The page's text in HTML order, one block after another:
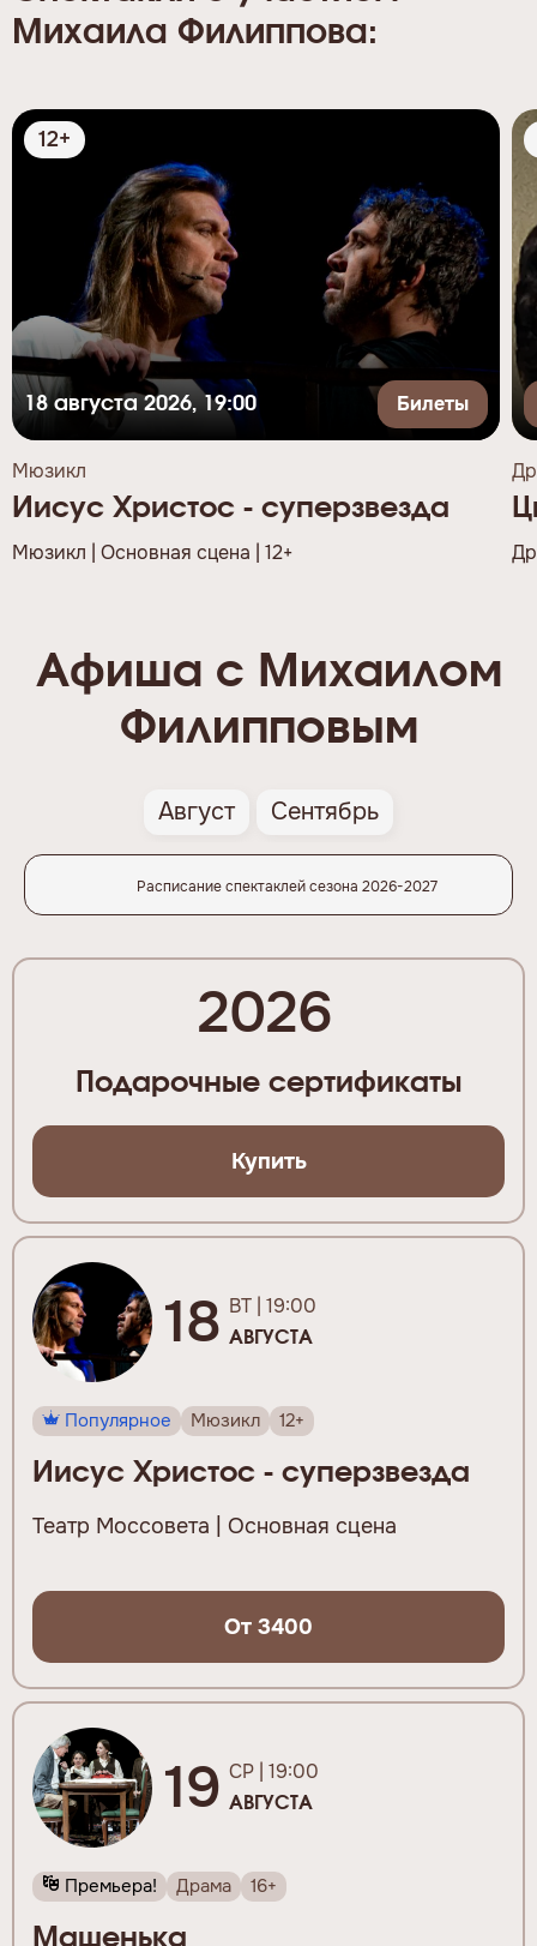
Михаила Филиппова:
12+
18 августа 2026, 19:00 Билеты
Мюзикл
Иисус Христос - суперзвезда
Мюзикл | Основная сцена | 12+
Афиша с Михаилом
Филипповым
Август Сентябрь
Расписание спектаклей сезона 2026-2027
2026
Подарочные сертификаты
Купить
18 ВТ | 19:00
АВГУСТА
Популярное Мюзикл 12+
Иисус Христос - суперзвезда
Театр Моссовета | Основная сцена
От 3400
19 СР | 19:00
АВГУСТА
Премьера! Драма 16+
Машенька